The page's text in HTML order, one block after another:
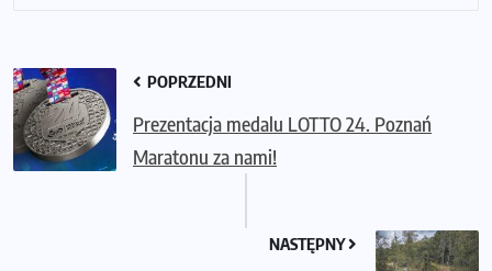
POPRZEDNI
Prezentacja medalu LOTTO 24. Poznań
Maratonu za nami!
NASTĘPNY